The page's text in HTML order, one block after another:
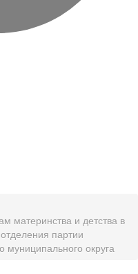
материнства и детства в
партии
округа